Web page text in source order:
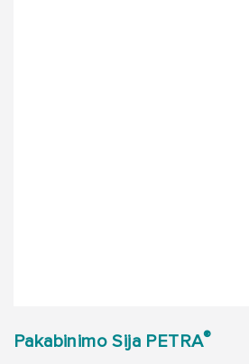
Pakabinimo Sija PETRA®